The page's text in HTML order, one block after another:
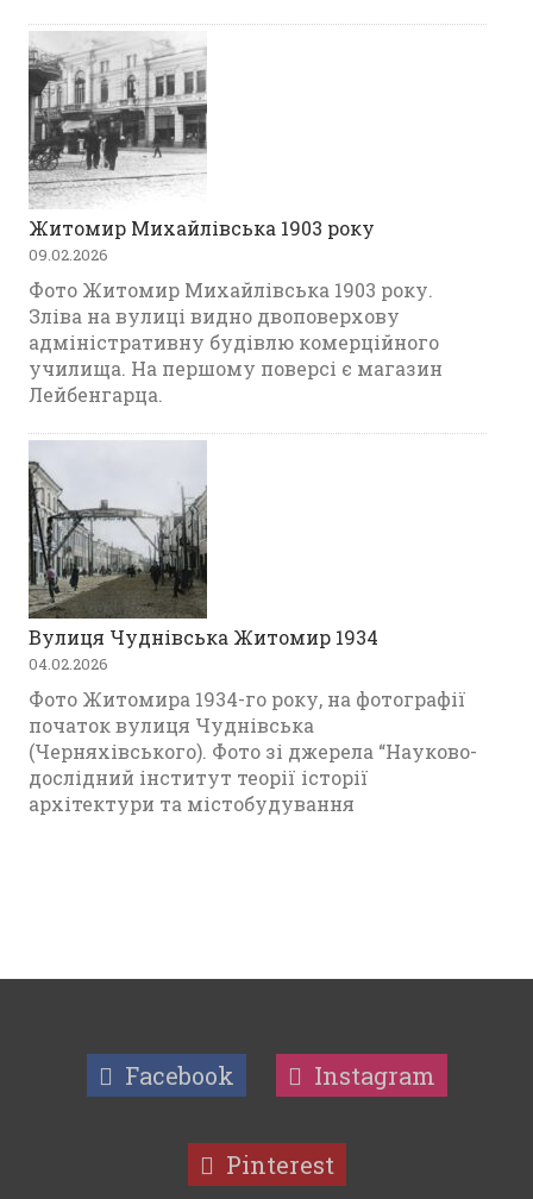
Житомир Михайлівська 1903 року
09.02.2026
Фото Житомир Михайлівська 1903 року.
Зліва на вулиці видно двоповерхову
адміністративну будівлю комерційного
училища. На першому поверсі є магазин
Лейбенгарца.
Вулиця Чуднівська Житомир 1934
04.02.2026
Фото Житомира 1934-го року, на фотографії
початок вулиця Чуднівська
(Черняхівського). Фото зі джерела “Науково-
дослідний інститут теорії історії
архітектури та містобудування
Facebook Instagram
Pinterest